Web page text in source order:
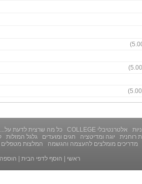
אלטרנטיבלי COLLEGE כל מה שרצית לדעת על...
רוחנית יוגה ומדיטציה חגים ומועדים גלגל המזלות
מדריכים מומלצים להעצמה והגשמה
המלצות מטפלים
ראשי הוסף לדפי הבית